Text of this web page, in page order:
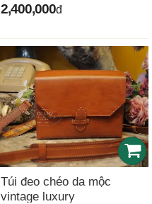
2,400,000đ
Túi đeo chéo da mộc
vintage luxury